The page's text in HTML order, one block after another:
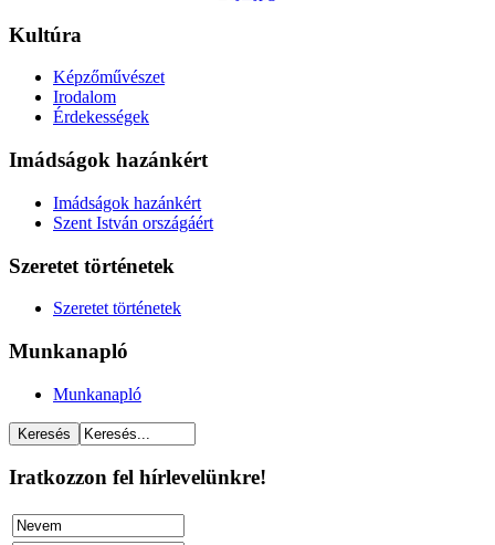
Kultúra
Képzőművészet
Irodalom
Érdekességek
Imádságok hazánkért
Imádságok hazánkért
Szent István országáért
Szeretet történetek
Szeretet történetek
Munkanapló
Munkanapló
Iratkozzon fel hírlevelünkre!